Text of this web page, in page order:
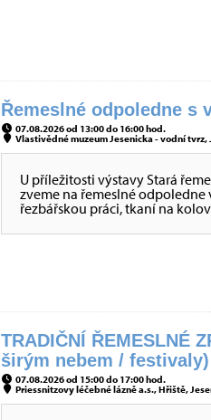
Řemeslné odpoledne s
07.08.2026 od 13:00 do 16:00 hod.
Vlastivědné muzeum Jesenicka - vodní tvrz,
U příležitosti výstavy Stará
zveme na řemeslné
řezbářskou práci, tkaní na
TRADIČNÍ ŘEMESLNÉ
širým nebem / festivaly)
07.08.2026 od 15:00 do 17:00 hod.
Priessnitzovy léčebné lázně a.s., Hřiště,